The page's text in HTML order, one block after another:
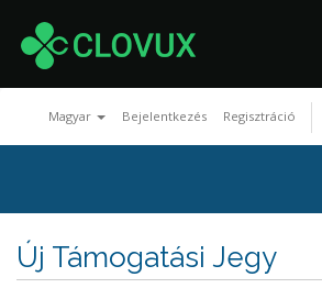
Magyar Bejelentkezés Regisztráció
Új Támogatási Jegy